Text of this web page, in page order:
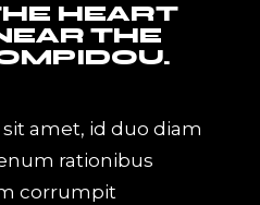
HEART
THE
amet, id duo diam
rationibus
corrumpit